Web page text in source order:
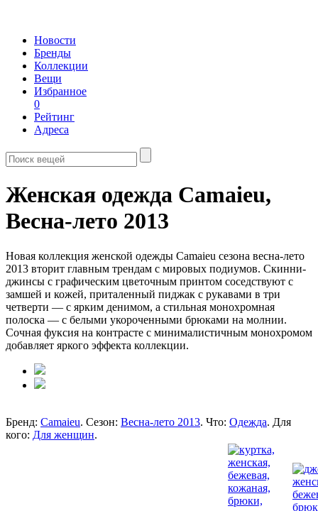
Новости
Бренды
Коллекции
Вещи
Избранное
0
Рейтинг
Адреса
Женская одежда Camaieu,
Весна-лето 2013
Новая коллекция женской одежды Camaieu сезона весна-лето
2013 вторит главным трендам с мировых подиумов. Скинни-
джинсы с графическим цветочным принтом соседствуют с
замшей и кожей, приталенный пиджак с рукавами в три
четверти — с ярким денимом, а стильная монохромная
полоска — с белыми укороченными брюками на молнии.
Сочная фуксия на контрасте с минималистичным монохромом
добавляет яркого эффекта коллекции.
Бренд: Camaieu. Сезон: Весна-лето 2013. Что: Одежда. Для
кого: Для женщин.